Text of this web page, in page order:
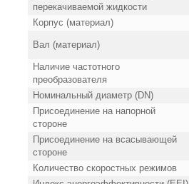
перекачиваемой жидкости
Корпус (материал)
Вал (материал)
Наличие частотного
преобразователя
Номинальный диаметр (DN)
Присоединение на напорной
стороне
Присоединение на всасывающей
стороне
Количество скоростных режимов